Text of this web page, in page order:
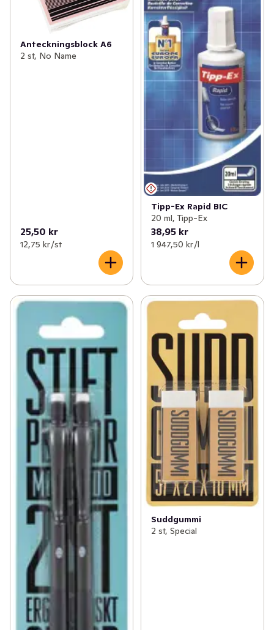
Anteckningsblock A6
2 st, No Name
25,50 kr
12,75 kr /st
Tipp-Ex Rapid BIC
20 ml, Tipp-Ex
38,95 kr
1 947,50 kr /l
Suddgummi
2 st, Special